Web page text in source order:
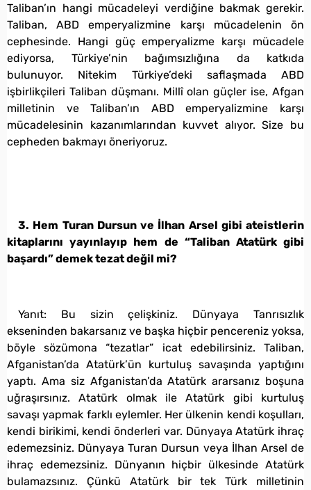
Taliban’ın hangi mücadeleyi verdiğine bakmak gerekir.
Taliban, ABD emperyalizmine karşı mücadelenin ön
cephesinde. Hangi güç emperyalizme karşı mücadele
ediyorsa, Türkiye’nin bağımsızlığına da katkıda
bulunuyor. Nitekim Türkiye’deki saflaşmada ABD
işbirlikçileri Taliban düşmanı. Millî olan güçler ise, Afgan
milletinin ve Taliban’ın ABD emperyalizmine karşı
mücadelesinin kazanımlarından kuvvet alıyor. Size bu
cepheden bakmayı öneriyoruz.
3. Hem Turan Dursun ve İlhan Arsel gibi ateistlerin
kitaplarını yayınlayıp hem de “Taliban Atatürk gibi
başardı” demek tezat değil mi?
Yanıt: Bu sizin çelişkiniz. Dünyaya Tanrısızlık
ekseninden bakarsanız ve başka hiçbir pencereniz yoksa,
böyle sözümona “tezatlar” icat edebilirsiniz. Taliban,
Afganistan’da Atatürk’ün kurtuluş savaşında yaptığını
yaptı. Ama siz Afganistan’da Atatürk ararsanız boşuna
uğraşırsınız. Atatürk olmak ile Atatürk gibi kurtuluş
savaşı yapmak farklı eylemler. Her ülkenin kendi koşulları,
kendi birikimi, kendi önderleri var. Dünyaya Atatürk ihraç
edemezsiniz. Dünyaya Turan Dursun veya İlhan Arsel de
ihraç edemezsiniz. Dünyanın hiçbir ülkesinde Atatürk
bulamazsınız. Çünkü Atatürk bir tek Türk milletinin